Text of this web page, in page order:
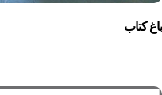
باغ کتاب